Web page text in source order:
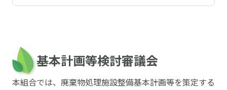
基本計画等検討審議会
本組合では、廃棄物処理施設整備基本計画等を策定する